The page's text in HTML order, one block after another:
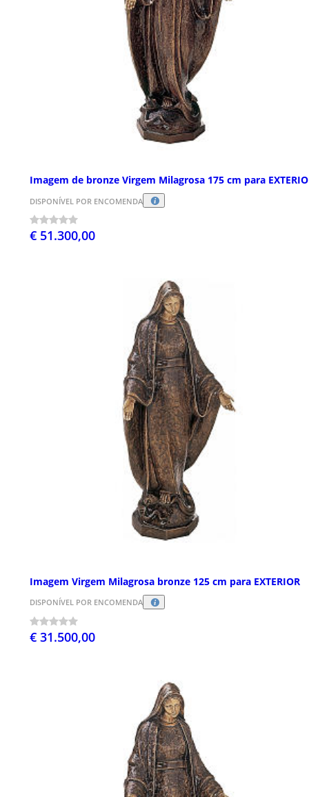
Imagem de bronze Virgem Milagrosa 175 cm para
DISPONÍVEL POR ENCOMENDA
€ 51.300,00
Imagem Virgem Milagrosa bronze 125 cm para EXTERIOR
DISPONÍVEL POR ENCOMENDA
€ 31.500,00